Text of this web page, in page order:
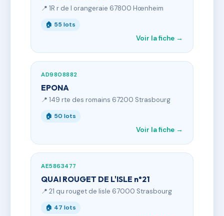
📍 1R r de l orangeraie 67800 Hœnheim
🏠 55 lots
Voir la fiche →
AD9808882
EPONA
📍 149 rte des romains 67200 Strasbourg
🏠 50 lots
Voir la fiche →
AE5863477
QUAI ROUGET DE L'ISLE n°21
📍 21 qu rouget de lisle 67000 Strasbourg
🏠 47 lots